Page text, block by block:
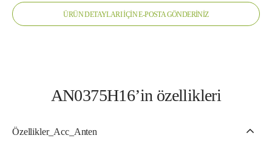
ÜRÜN DETAYLARI İÇİN E-POSTA GÖNDERİNİZ
AN0375H16’in özellikleri
Özellikler_Acc_Anten